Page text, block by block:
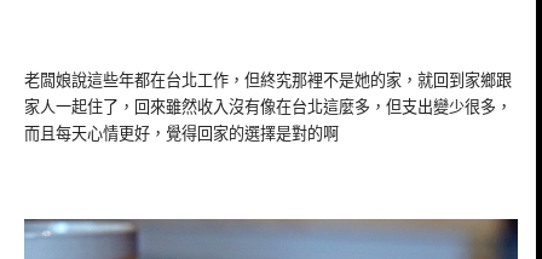
老闆娘說這些年都在台北工作，但終究那裡不是她的家，就回到家鄉跟
家人一起住了，回來雖然收入沒有像在台北這麼多，但支出變少很多，
而且每天心情更好，覺得回家的選擇是對的啊